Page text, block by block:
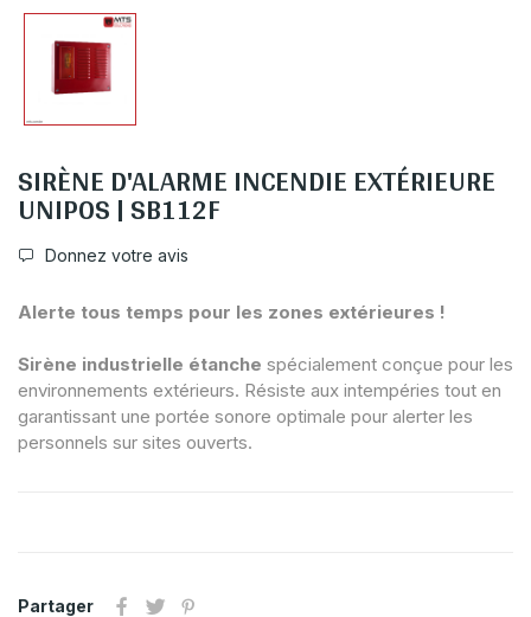
SIRÈNE D'ALARME INCENDIE EXTÉRIEURE
UNIPOS | SB112F
Donnez votre avis
Alerte tous temps pour les zones extérieures !
Sirène industrielle étanche spécialement conçue pour les
environnements extérieurs. Résiste aux intempéries tout en
garantissant une portée sonore optimale pour alerter les
personnels sur sites ouverts.
Partager